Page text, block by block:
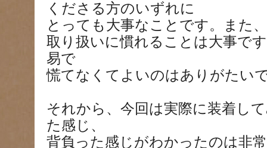
くださる方のいずれに
とっても大事なことです。また
取り扱いに慣れることは大事で
易で
慌てなくてよいのはありがたい
それから、今回は実際に装着し
た感じ、
背負った感じがわかったのは非